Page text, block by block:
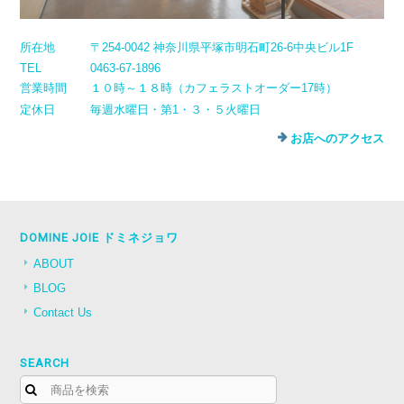
所在地
〒254-0042 神奈川県平塚市明石町26-6中央ビル1F
TEL
0463-67-1896
営業時間
１０時～１８時（カフェラストオーダー17時）
定休日
毎週水曜日・第1・３・５火曜日
お店へのアクセス
DOMINE JOIE ドミネジョワ
ABOUT
BLOG
Contact Us
SEARCH